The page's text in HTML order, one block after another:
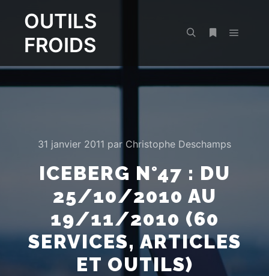
OUTILS
FROIDS
31 janvier 2011 par Christophe Deschamps
ICEBERG N°47 : DU
25/10/2010 AU
19/11/2010 (60
SERVICES, ARTICLES
ET OUTILS)